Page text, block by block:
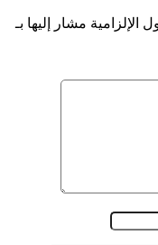
الإلزامية مشار إليها بـ